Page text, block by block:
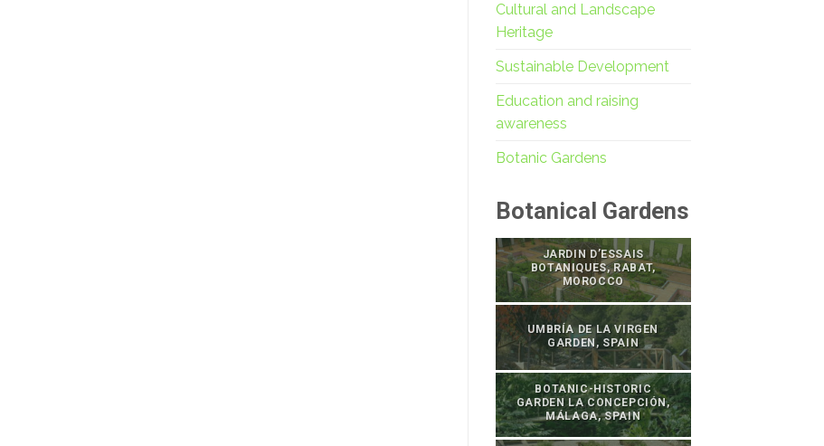
Cultural and Landscape
Heritage
Sustainable Development
Education and raising
awareness
Botanic Gardens
Botanical Gardens
JARDIN D’ESSAIS
BOTANIQUES, RABAT,
MOROCCO
UMBRÍA DE LA VIRGEN
GARDEN, SPAIN
BOTANIC-HISTORIC
GARDEN LA CONCEPCIÓN,
MÁLAGA, SPAIN